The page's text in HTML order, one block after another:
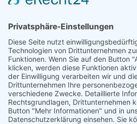
Betrieb Öffnungszeiten
Fleischerei Kastner
Fleisch, Gastronomie, Geschenke,
Getreideprodukte, Gourmet-
Co, Milchprodukte, Obst & Gemüse,
Weitere Hofprodukte